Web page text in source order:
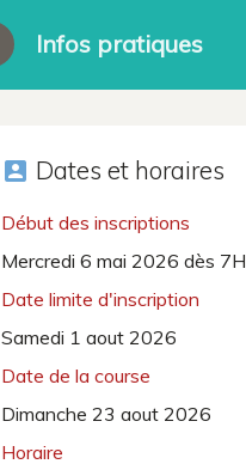
Infos pratiques
account_box Dates et horaires
Début des inscriptions
Mercredi 6 mai 2026 dès 7H
Date limite d'inscription
Samedi 1 aout 2026
Date de la course
Dimanche 23 aout 2026
Horaire